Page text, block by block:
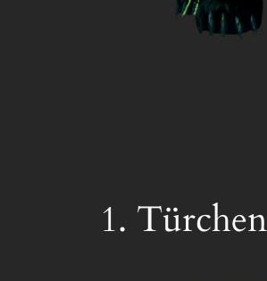
1. Türchen